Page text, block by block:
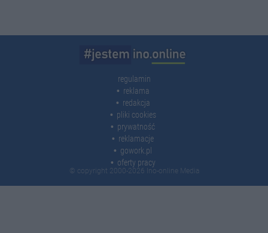
regulamin
reklama
redakcja
pliki cookies
prywatność
reklamacje
gowork.pl
oferty pracy
© copyright 2000-2026 Ino-online Media